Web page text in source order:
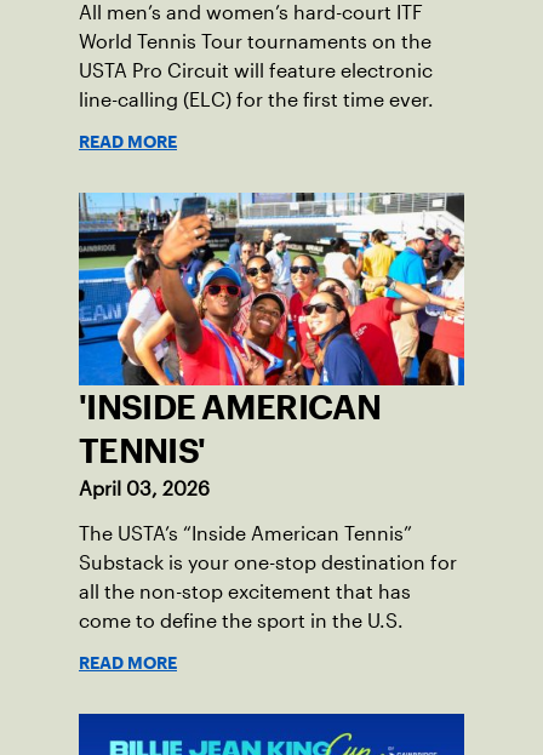
All men’s and women’s hard-court ITF
World Tennis Tour tournaments on the
USTA Pro Circuit will feature electronic
line-calling (ELC) for the first time ever.
READ MORE
'INSIDE AMERICAN
TENNIS'
April 03, 2026
The USTA’s “Inside American Tennis”
Substack is your one-stop destination for
all the non-stop excitement that has
come to define the sport in the U.S.
READ MORE